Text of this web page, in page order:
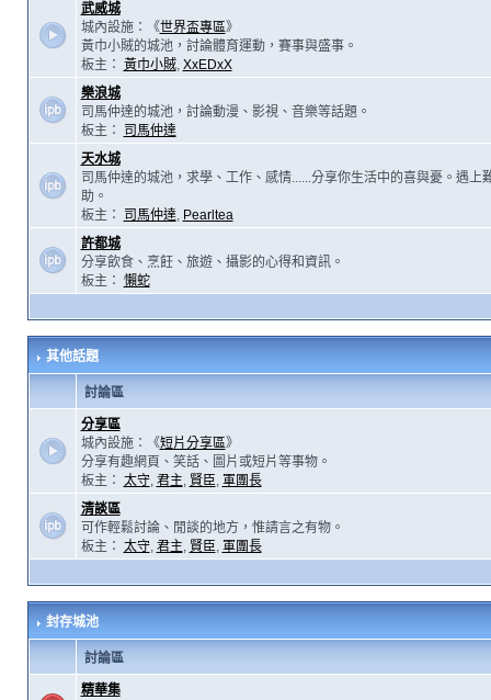
武威城
城內設施：《世界盃專區》
黃巾小賊的城池，討論體育運動，賽事與盛事。
板主： 黃巾小賊, XxEDxX
樂浪城
司馬仲達的城池，討論動漫、影視、音樂等話題。
板主：
司馬仲達
天水城
司馬仲達的城池，求學、工作、感情......分享你生活中的喜與憂。遇上
助。
板主：
司馬仲達, Pearltea
許都城
分享飲食、烹飪、旅遊、攝影的心得和資訊。
板主： 懶蛇
其他話題
討論區
分享區
城內設施：《短片分享區》
分享有趣網頁、笑話、圖片或短片等事物。
板主： 太守, 君主, 賢臣, 軍團長
清談區
可作輕鬆討論、閒談的地方，惟請言之有物。
板主： 太守, 君主, 賢臣, 軍團長
封存城池
討論區
精華集